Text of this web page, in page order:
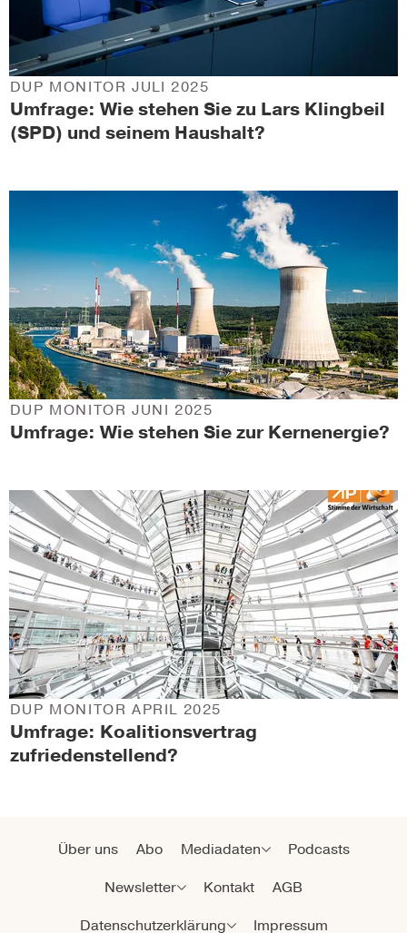
Umfrage: Wie stehen Sie zu Lars Klingbeil
(SPD) und seinem Haushalt?
DUP MONITOR JULI 2025
Umfrage: Wie stehen Sie zur Kernenergie?
DUP MONITOR JUNI 2025
Umfrage: Koalitionsvertrag
zufriedenstellend?
DUP MONITOR APRIL 2025
Über uns Abo Mediadaten
Podcasts
Newsletter
Kontakt
AGB
Datenschutzerklärung
Impressum